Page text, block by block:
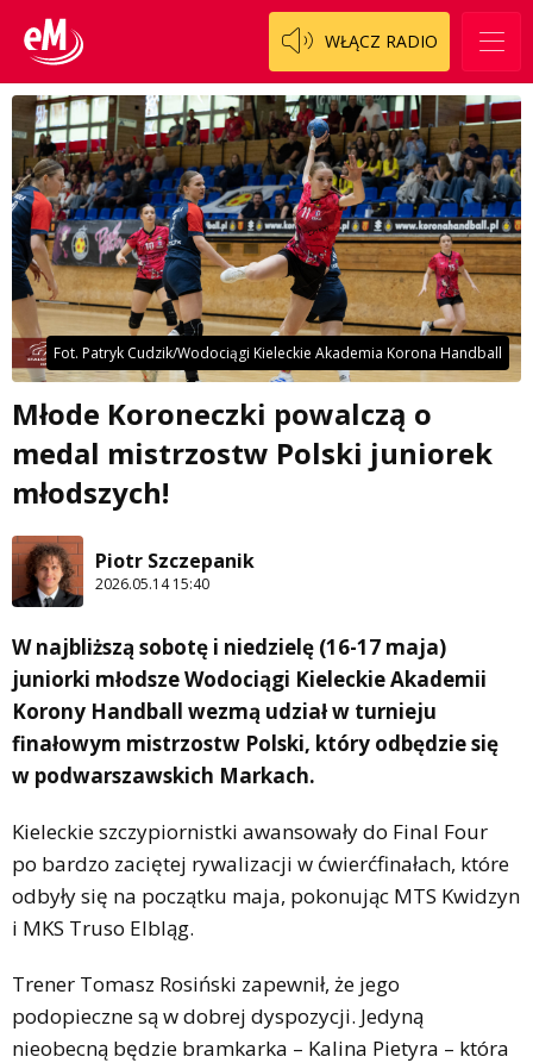
WŁĄCZ RADIO
Fot. Patryk Cudzik/Wodociągi Kieleckie Akademia Korona Handball
Młode Koroneczki powalczą o
medal mistrzostw Polski juniorek
młodszych!
Piotr Szczepanik
2026.05.14 15:40
W najbliższą sobotę i niedzielę (16-17 maja)
juniorki młodsze Wodociągi Kieleckie Akademii
Korony Handball wezmą udział w turnieju
finałowym mistrzostw Polski, który odbędzie się
w podwarszawskich Markach.
Kieleckie szczypiornistki awansowały do Final Four
po bardzo zaciętej rywalizacji w ćwierćfinałach, które
odbyły się na początku maja, pokonując MTS Kwidzyn
i MKS Truso Elbląg.
Trener Tomasz Rosiński zapewnił, że jego
podopieczne są w dobrej dyspozycji. Jedyną
nieobecną będzie bramkarka – Kalina Pietyra – która